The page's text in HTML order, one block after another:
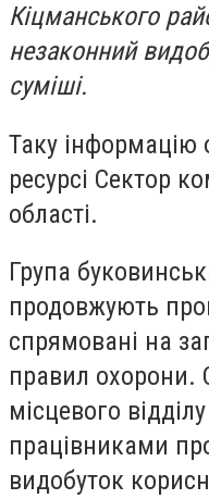
Кіцманського
незаконний
суміші.
Таку інформацію
ресурсі Сектор
області.
Група
продовжують
спрямовані на
правил охорони.
місцевого
працівниками
видобуток